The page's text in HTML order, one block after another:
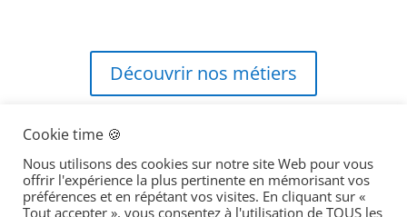
Découvrir nos métiers
MRI tous droits réservés – Création parStudio Vingtrois
Cookie time 🍪
Nous utilisons des cookies sur notre site Web pour vous
offrir l'expérience la plus pertinente en mémorisant vos
préférences et en répétant vos visites. En cliquant sur «
Tout accepter », vous consentez à l'utilisation de TOUS les